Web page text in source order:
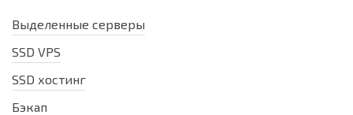
Выделенные серверы
SSD VPS
SSD хостинг
Бэкап